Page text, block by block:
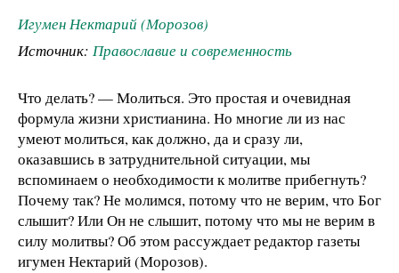
Игумен Нектарий (Морозов)
Источник: Православие и современность
Что делать? — Молиться. Это простая и очевидная
формула жизни христианина. Но многие ли из нас
умеют молиться, как должно, да и сразу ли,
оказавшись в затруднительной ситуации, мы
вспоминаем о необходимости к молитве прибегнуть?
Почему так? Не молимся, потому что не верим, что Бог
слышит? Или Он не слышит, потому что мы не верим в
силу молитвы? Об этом рассуждает редактор газеты
игумен Нектарий (Морозов).